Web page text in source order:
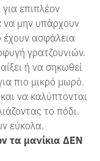
επιπλέον
να μην υπάρχουν
ασφάλεια
γρατζουνιών.
ή να σηκωθεί
πιο μικρό μωρό.
να καλύπτονται
το πόδι.
εύκολα.
τα μανίκια ΔΕΝ